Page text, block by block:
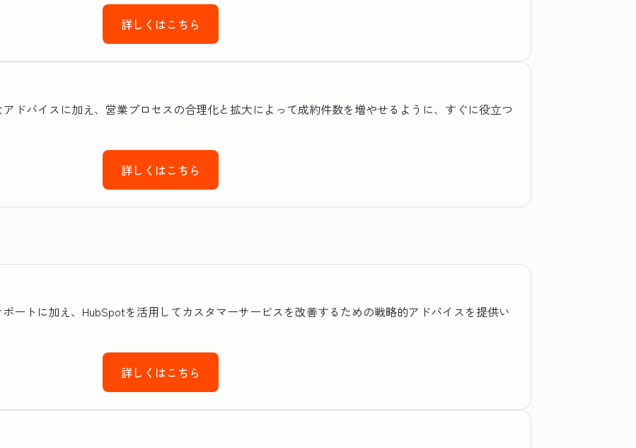
詳しくはこちら
ドバイスに加え、営業プロセスの合理化と拡大によって成約件数を増やせるように、すぐに役立つ
詳しくはこちら
ートに加え、HubSpotを活用してカスタマーサービスを改善するための戦略的アドバイスを提供い
詳しくはこちら